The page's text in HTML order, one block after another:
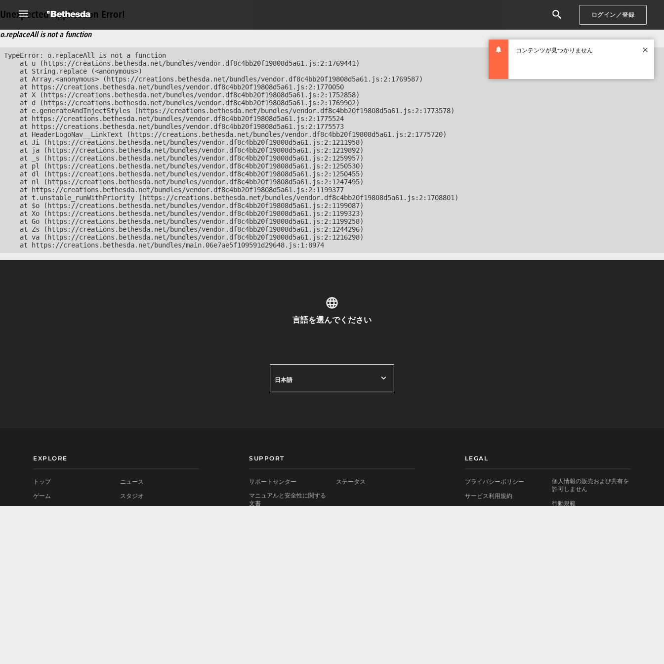
ログイン／登録
コンテンツが見つかりません
Unexpected Application Error!
o.replaceAll is not a function
TypeError: o.replaceAll is not a function
    at u (https://creations.bethesda.net/bundles/vendor.df8c4bb20f19808d5a61.js:2:1769441)
    at String.replace (<anonymous>)
    at Array.<anonymous> (https://creations.bethesda.net/bundles/vendor.df8c4bb20f19808d5a61.js:2:1769587)
    at https://creations.bethesda.net/bundles/vendor.df8c4bb20f19808d5a61.js:2:1770050
    at X (https://creations.bethesda.net/bundles/vendor.df8c4bb20f19808d5a61.js:2:1752858)
    at d (https://creations.bethesda.net/bundles/vendor.df8c4bb20f19808d5a61.js:2:1769902)
    at e.generateAndInjectStyles (https://creations.bethesda.net/bundles/vendor.df8c4bb20f19808d5a61.js:2:1773578)
    at https://creations.bethesda.net/bundles/vendor.df8c4bb20f19808d5a61.js:2:1775524
    at https://creations.bethesda.net/bundles/vendor.df8c4bb20f19808d5a61.js:2:1775573
    at HeaderLogoNav__LinkText (https://creations.bethesda.net/bundles/vendor.df8c4bb20f19808d5a61.js:2:1775720)
    at Ji (https://creations.bethesda.net/bundles/vendor.df8c4bb20f19808d5a61.js:2:1211958)
    at ja (https://creations.bethesda.net/bundles/vendor.df8c4bb20f19808d5a61.js:2:1219892)
    at _s (https://creations.bethesda.net/bundles/vendor.df8c4bb20f19808d5a61.js:2:1259957)
    at pl (https://creations.bethesda.net/bundles/vendor.df8c4bb20f19808d5a61.js:2:1250530)
    at dl (https://creations.bethesda.net/bundles/vendor.df8c4bb20f19808d5a61.js:2:1250455)
    at nl (https://creations.bethesda.net/bundles/vendor.df8c4bb20f19808d5a61.js:2:1247495)
    at https://creations.bethesda.net/bundles/vendor.df8c4bb20f19808d5a61.js:2:1199377
    at t.unstable_runWithPriority (https://creations.bethesda.net/bundles/vendor.df8c4bb20f19808d5a61.js:2:1708801)
    at $o (https://creations.bethesda.net/bundles/vendor.df8c4bb20f19808d5a61.js:2:1199087)
    at Xo (https://creations.bethesda.net/bundles/vendor.df8c4bb20f19808d5a61.js:2:1199323)
    at Go (https://creations.bethesda.net/bundles/vendor.df8c4bb20f19808d5a61.js:2:1199258)
    at Zs (https://creations.bethesda.net/bundles/vendor.df8c4bb20f19808d5a61.js:2:1244296)
    at va (https://creations.bethesda.net/bundles/vendor.df8c4bb20f19808d5a61.js:2:1216298)
    at https://creations.bethesda.net/bundles/main.06e7ae5f109591d29648.js:1:8974
言語を選んでください
日本語
EXPLORE
トップ
ゲーム
ニュース
スタジオ
SUPPORT
サポートセンター
マニュアルと安全性に関する
文書
ステータス
LEGAL
プライバシーポリシー
サービス利用規約
個人情報の販売および共有を
許可しません
行動規範